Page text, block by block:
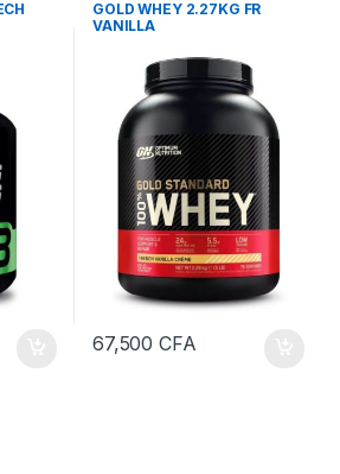
GOLD WHEY 2.27KG FR
VANILLA
67,500CFA